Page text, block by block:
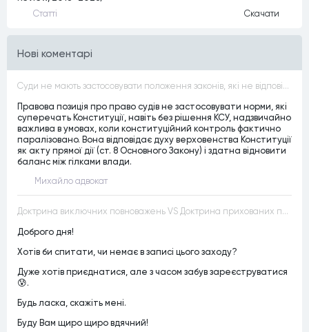
Статтi Скачати
Нові коментарі
Суди не мають застосовувати положення законів, які не відповідають Конституції, незалежно від того, чи визнавалися вони Конституційним Судом України неконституційними, тобто закони, що суперечать Конституції України не можуть застосовуватися навіть у випадках, коли вони є чинними
Правова позиція про право судів не застосовувати норми, які
суперечать Конституції, навіть без рішення КСУ, надзвичайно
важлива в умовах, коли конституційний контроль фактично
паралізовано. Вона відповідає духу верховенства Конституції
як акту прямої дії (ст. 8 Основного Закону) і здатна відновити
баланс між гілками влади.
Михайло адвокат
Доктрина виключних повноважень VS Доктрина прихованих повноважень
Доброго дня!
Хотів би спитати, чи немає в записі цього заходу?
Дуже хотів приєднатися, але з часом забув зареєструватися
😰.
Будь ласка, скажіть мені.
Буду Вам щиро щиро вдячний!